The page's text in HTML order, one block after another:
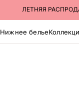
ЛЕТНЯЯ
Нижнее белье